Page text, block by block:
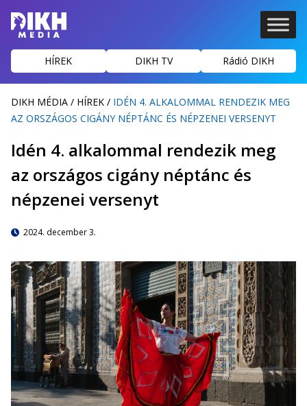
HÍREK DIKH TV Rádió DIKH
DIKH MÉDIA / HÍREK / IDÉN 4. ALKALOMMAL RENDEZIK MEG
AZ ORSZÁGOS CIGÁNY NÉPTÁNC ÉS NÉPZENEI VERSENYT
Idén 4. alkalommal rendezik meg
az országos cigány néptánc és
népzenei versenyt
2024. december 3.